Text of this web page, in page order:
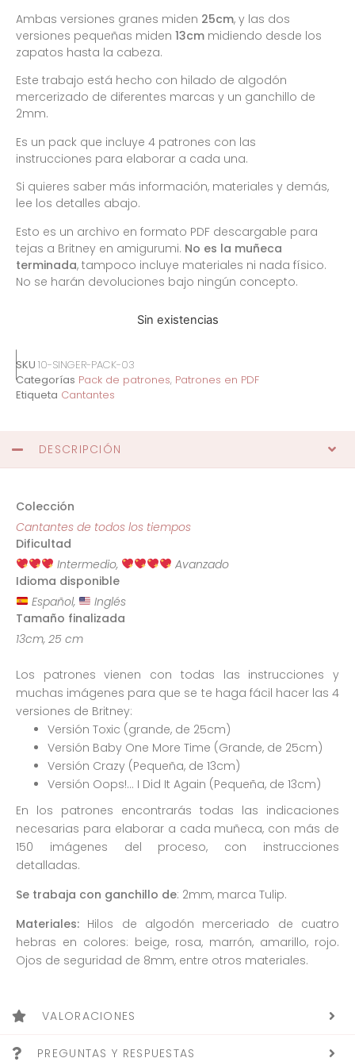
Ambas versiones granes miden 25cm, y las dos
versiones pequeñas miden 13cm midiendo desde los
zapatos hasta la cabeza.
Este trabajo está hecho con hilado de algodón
mercerizado de diferentes marcas y un ganchillo de
2mm.
Es un pack que incluye 4 patrones con las
instrucciones para elaborar a cada una.
Si quieres saber más información, materiales y demás,
lee los detalles abajo.
Esto es un archivo en formato PDF descargable para
tejas a Britney en amigurumi. No es la muñeca
terminada, tampoco incluye materiales ni nada físico.
No se harán devoluciones bajo ningún concepto.
Sin existencias
SKU 10-SINGER-PACK-03
Categorías Pack de patrones, Patrones en PDF
Etiqueta Cantantes
DESCRIPCIÓN
Colección
Cantantes de todos los tiempos
Dificultad
Intermedio,
Avanzado
Idioma disponible
Español,
Inglés
Tamaño finalizada
13cm, 25 cm
Los patrones vienen con todas las instrucciones y
muchas imágenes para que se te haga fácil hacer las 4
versiones de Britney:
Versión Toxic (grande, de 25cm)
Versión Baby One More Time (Grande, de 25cm)
Versión Crazy (Pequeña, de 13cm)
Versión Oops!… I Did It Again (Pequeña, de 13cm)
En los patrones encontrarás todas las indicaciones
necesarias para elaborar a cada muñeca, con más de
150 imágenes del proceso, con instrucciones
detalladas.
Se trabaja con ganchillo de: 2mm, marca Tulip.
Materiales: Hilos de algodón merceriado de cuatro
hebras en colores: beige, rosa, marrón, amarillo, rojo.
Ojos de seguridad de 8mm, entre otros materiales.
VALORACIONES
PREGUNTAS Y RESPUESTAS